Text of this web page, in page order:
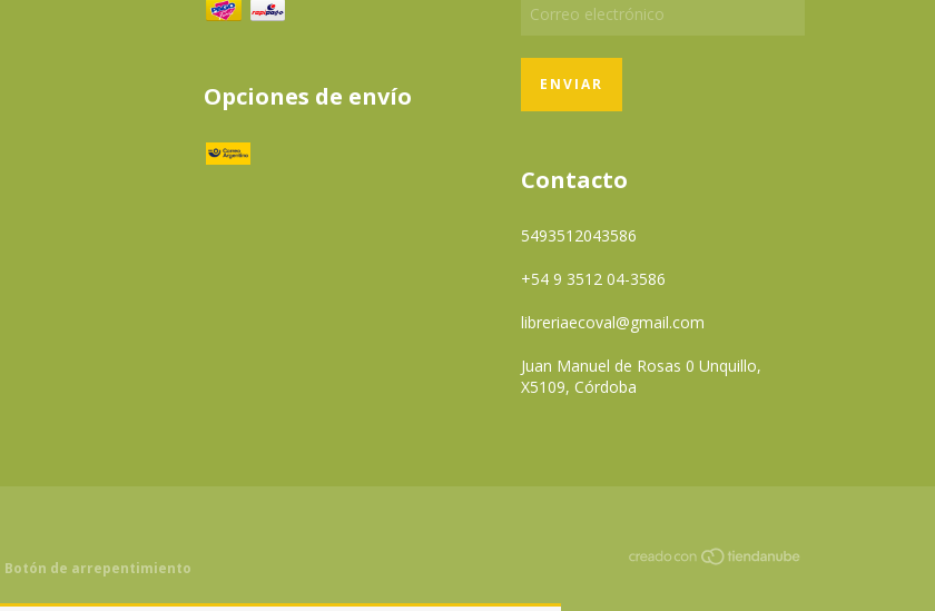
Opciones de envío
Contacto
5493512043586
+54 9 3512 04-3586
libreriaecoval@gmail.com
Juan Manuel de Rosas 0 Unquillo,
X5109, Córdoba
Botón de arrepentimiento